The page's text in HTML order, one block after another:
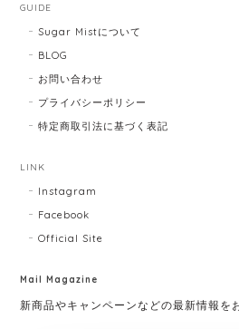
GUIDE
Sugar Mistについて
BLOG
お問い合わせ
プライバシーポリシー
特定商取引法に基づく表記
LINK
Instagram
Facebook
Official Site
Mail Magazine
新商品やキャンペーンなどの最新情報を